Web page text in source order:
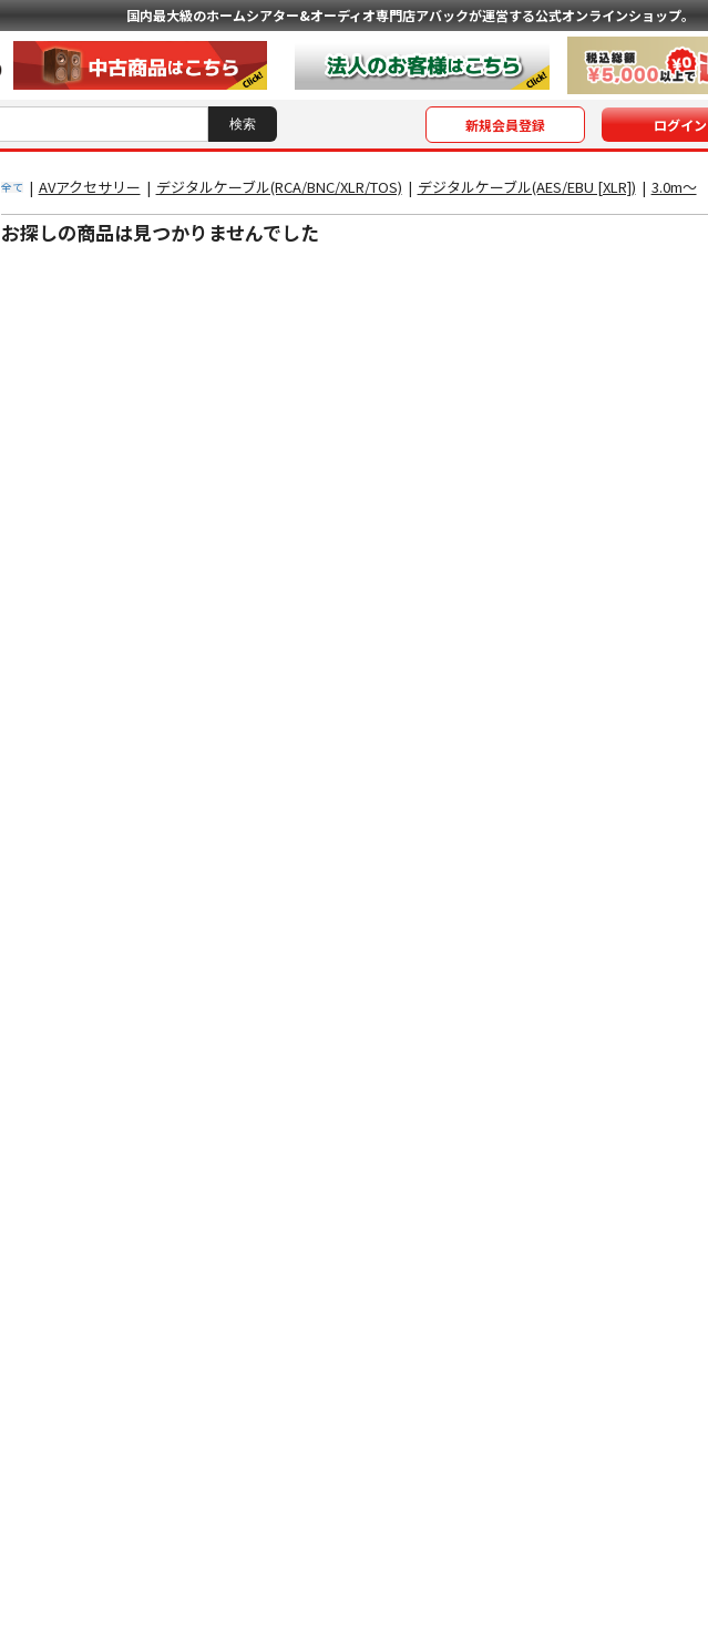
国内最大級のホームシアター&オーディオ専門店アバックが運営する公式オンラインショップ。
新規会員登録 ログイン
全て | AVアクセサリー | デジタルケーブル(RCA/BNC/XLR/TOS) | デジタルケーブル(AES/EBU [XLR]) | 3.0m〜
お探しの商品は見つかりませんでした